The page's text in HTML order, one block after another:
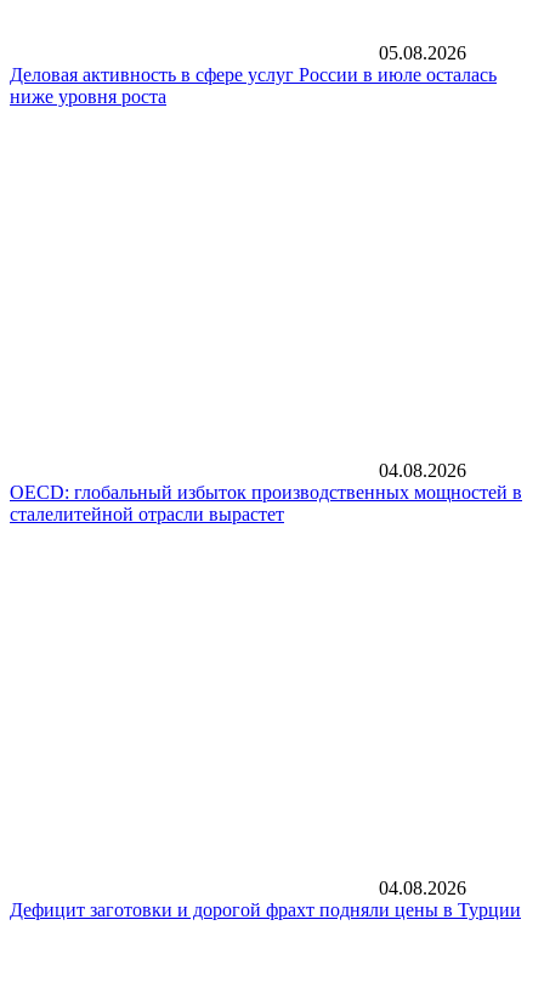
05.08.2026
Деловая активность в сфере услуг России в июле осталась
ниже уровня роста
04.08.2026
OECD: глобальный избыток производственных мощностей в
сталелитейной отрасли вырастет
04.08.2026
Дефицит заготовки и дорогой фрахт подняли цены в Турции